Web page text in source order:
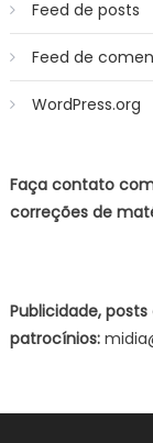
Feed de posts
Feed de
WordPress.org
Faça contato
correções de
Publicidade,
patrocínios: